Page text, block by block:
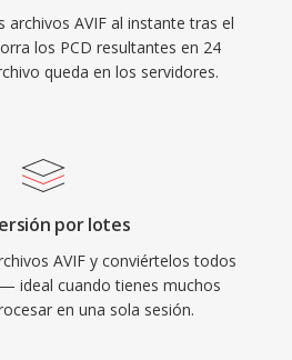
archivos AVIF al instante tras el
los PCD resultantes en 24
queda en los servidores.
por lotes
AVIF y conviértelos todos
ideal cuando tienes muchos
en una sola sesión.